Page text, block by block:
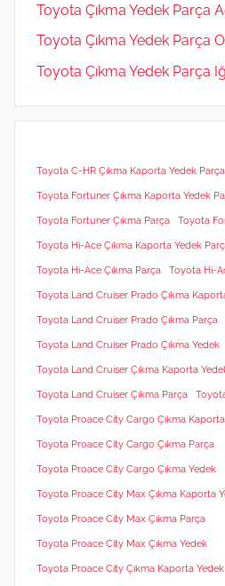
Toyota Çıkma Yedek Parça
Toyota Çıkma Yedek Parça
Toyota Çıkma Yedek Parça
Toyota C-HR Çıkma Kaporta Yedek Parça
Toyota Fortuner Çıkma Kaporta Yedek
Toyota Fortuner Çıkma Parça Toyota
Toyota Hi-Ace Çıkma Kaporta Yedek
Toyota Hi-Ace Çıkma Parça Toyota Hi-
Toyota Land Cruiser Prado Çıkma
Toyota Land Cruiser Prado Çıkma Parça
Toyota Land Cruiser Prado Çıkma Yedek
Toyota Land Cruiser Çıkma Kaporta
Toyota Land Cruiser Çıkma Parça
Toyota Proace City Cargo Çıkma
Toyota Proace City Cargo Çıkma Parça
Toyota Proace City Cargo Çıkma Yedek
Toyota Proace City Max Çıkma Kaporta
Toyota Proace City Max Çıkma Parça
Toyota Proace City Max Çıkma Yedek
Toyota Proace City Çıkma Kaporta